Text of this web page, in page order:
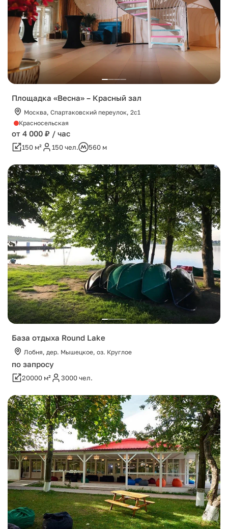
Площадка «Весна» – Красный зал
Москва, Спартаковский переулок, 2с1
Красносельская
от 4 000 ₽ / час
150 м² 150 чел. 560 м
База отдыха Round Lake
Лобня, дер. Мышецкое, оз. Круглое
по запросу
20000 м² 3000 чел.